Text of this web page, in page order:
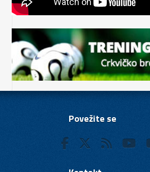
Povežite se